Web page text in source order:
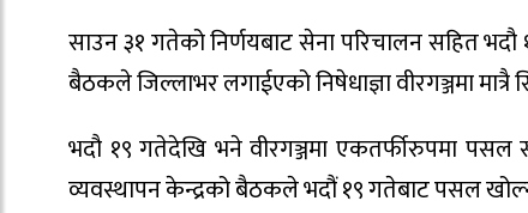
साउन ३१ गतेको निर्णयबाट सेना परिचालन सहित
बैठकले जिल्लाभर लगाईएको निषेधाज्ञा वीरगञ्जमा मात्रै
भदौ १९ गतेदेखि भने वीरगञ्जमा एकतर्फीरुपमा
व्यवस्थापन केन्द्रको बैठकले भदौं १९ गतेबाट पसल खोल्न